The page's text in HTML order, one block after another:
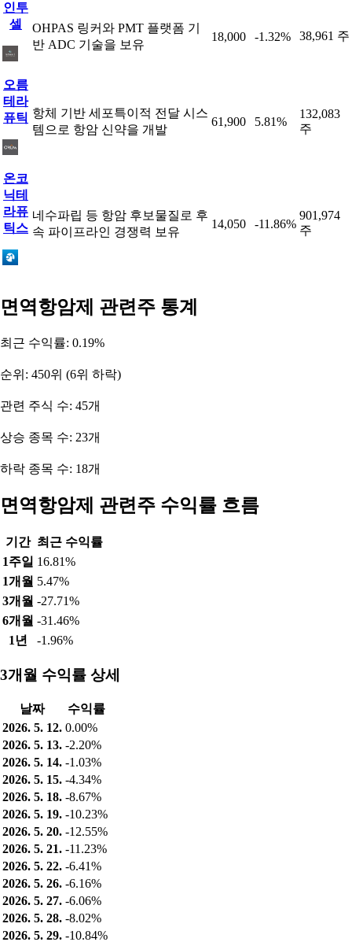
인투
셀
OHPAS 링커와 PMT 플랫폼 기
반 ADC 기술을 보유
18,000 -1.32% 38,961 주
오름
테라
퓨틱 항체 기반 세포특이적 전달 시스
템으로 항암 신약을 개발
61,900 5.81%
132,083
주
온코
닉테
라퓨
틱스
네수파립 등 항암 후보물질로 후
속 파이프라인 경쟁력 보유
14,050 -11.86%
901,974
주
면역항암제 관련주 통계
최근 수익률: 0.19%
순위: 450위 (6위 하락)
관련 주식 수: 45개
상승 종목 수: 23개
하락 종목 수: 18개
면역항암제 관련주 수익률 흐름
기간 최근 수익률
1주일 16.81%
1개월 5.47%
3개월 -27.71%
6개월 -31.46%
1년
-1.96%
3개월 수익률 상세
날짜
수익률
2026. 5. 12. 0.00%
2026. 5. 13. -2.20%
2026. 5. 14. -1.03%
2026. 5. 15. -4.34%
2026. 5. 18. -8.67%
2026. 5. 19. -10.23%
2026. 5. 20. -12.55%
2026. 5. 21. -11.23%
2026. 5. 22. -6.41%
2026. 5. 26. -6.16%
2026. 5. 27. -6.06%
2026. 5. 28. -8.02%
2026. 5. 29. -10.84%